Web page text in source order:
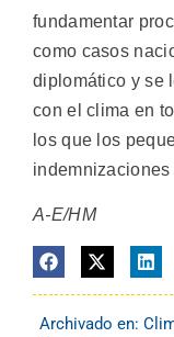
fundamentar
como casos
diplomático y se
con el clima en
los que los
A-E/HM
Archivado en: